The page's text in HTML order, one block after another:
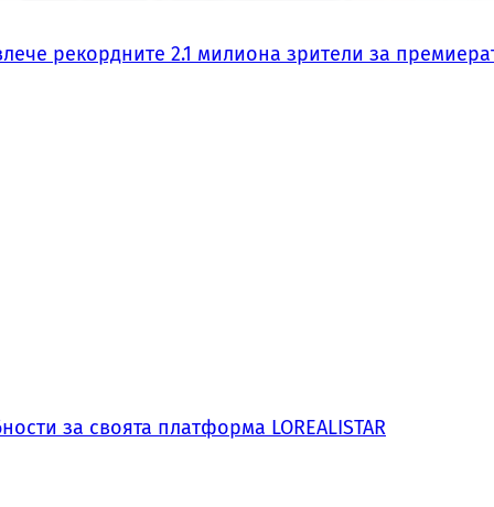
рекордните 2.1 милиона зрители за
за своята платформа LOREALISTAR